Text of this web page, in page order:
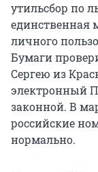
утильсбор по
единственная
личного
Бумаги
Сергею из
электронный
законной. В
российские
нормально.